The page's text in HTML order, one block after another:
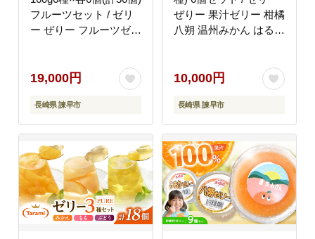
フルーツセット / ゼリ
ー ぜりー フルーツゼリ
の 食べ比べ / 諫早市 /
[AHBR002]
19,000円
長崎県 諫早市
ぜりー 果汁ゼリー 柑橘
八朔 温州みかん はるか
10,000円
長崎県 諫早市